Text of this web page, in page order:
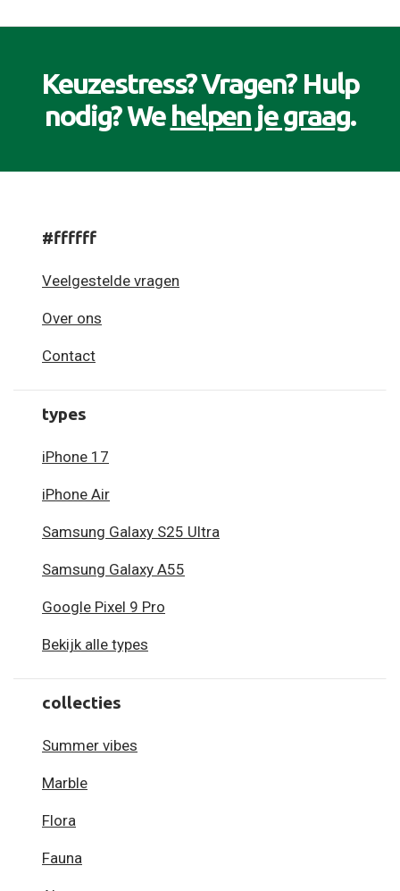
Keuzestress? Vragen? Hulp
nodig? Wehelpen je graag.
#ffffff
Veelgestelde vragen
Over ons
Contact
types
iPhone 17
iPhone Air
Samsung Galaxy S25 Ultra
Samsung Galaxy A55
Google Pixel 9 Pro
Bekijk alle types
collecties
Summer vibes
Marble
Flora
Fauna